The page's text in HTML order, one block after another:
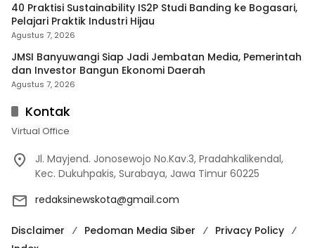
40 Praktisi Sustainability IS2P Studi Banding ke Bogasari,
Pelajari Praktik Industri Hijau
Agustus 7, 2026
JMSI Banyuwangi Siap Jadi Jembatan Media, Pemerintah
dan Investor Bangun Ekonomi Daerah
Agustus 7, 2026
Kontak
Virtual Office
Jl. Mayjend. Jonosewojo No.Kav.3, Pradahkalikendal,
Kec. Dukuhpakis, Surabaya, Jawa Timur 60225
redaksinewskota@gmail.com
Disclaimer Pedoman Media Siber
Privacy Policy